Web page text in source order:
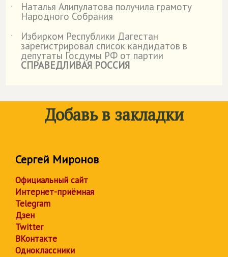
˙
Наталья Алипулатова получила грамоту
Народного Собрания
˙
Избирком Республики Дагестан
зарегистрировал список кандидатов в
депутаты Госдумы РФ от партии
СПРАВЕДЛИВАЯ РОССИЯ
Добавь в закладки
Сергей Миронов
Официальный сайт
Интернет-приёмная
Telegram
Дзен
Twitter
ВКонтакте
Одноклассники